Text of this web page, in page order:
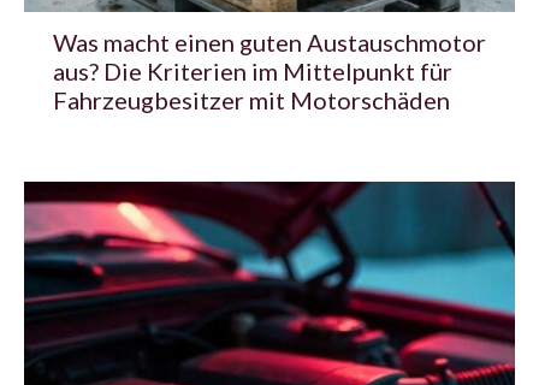
Was macht einen guten Austauschmotor
aus? Die Kriterien im Mittelpunkt für
Fahrzeugbesitzer mit Motorschäden